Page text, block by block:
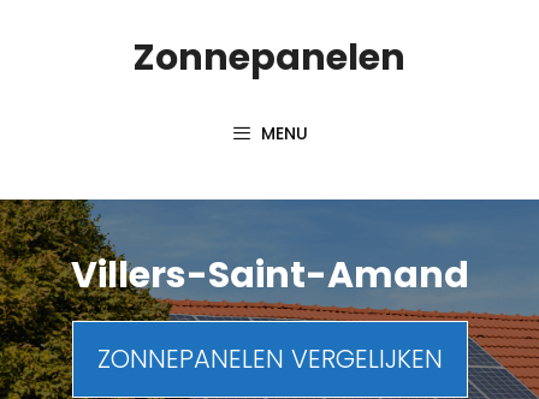
Zonnepanelen
MENU
Villers-Saint-Amand
ZONNEPANELEN VERGELIJKEN